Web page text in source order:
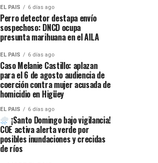
EL PAIS 6 días ago
Perro detector destapa envío
sospechoso: DNCD ocupa
presunta marihuana en el AILA
EL PAIS 6 días ago
Caso Melanie Castillo: aplazan
para el 6 de agosto audiencia de
coerción contra mujer acusada de
homicidio en Higüey
EL PAIS 6 días ago
¡Santo Domingo bajo vigilancia!
COE activa alerta verde por
posibles inundaciones y crecidas
de ríos